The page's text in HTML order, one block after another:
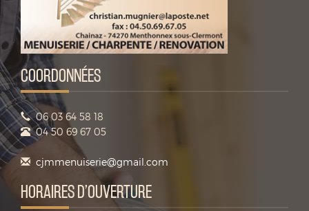
COORDONNÉES
06 03 64 58 18
04 50 69 67 05
cjmmenuiserie@gmail.com
HORAIRES D’OUVERTURE